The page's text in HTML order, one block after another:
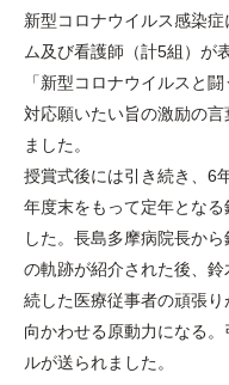
新型コロナウイルス感染
ム及び看護師（計5組）が
「新型コロナウイルスと
対応願いたい旨の激励の
ました。
授賞式後には引き続き、6
年度末をもって定年とな
した。長島多摩病院長か
の軌跡が紹介された後、
続した医療従事者の頑張
向かわせる原動力になる
ルが送られました。